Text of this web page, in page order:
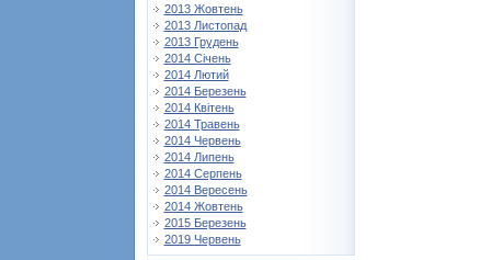
2013 Жовтень
2013 Листопад
2013 Грудень
2014 Січень
2014 Лютий
2014 Березень
2014 Квітень
2014 Травень
2014 Червень
2014 Липень
2014 Серпень
2014 Вересень
2014 Жовтень
2015 Березень
2019 Червень